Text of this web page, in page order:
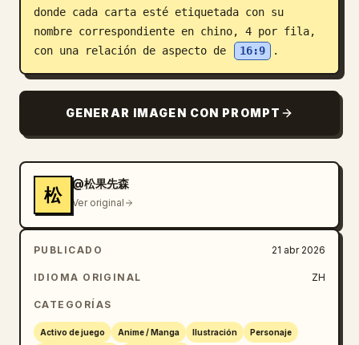
Actualizaciones
donde cada carta esté etiquetada con su
nombre correspondiente en chino, 4 por fila,
con una relación de aspecto de
16:9 .
GENERAR IMAGEN CON PROMPT
松
@松果先森
Ver original
PUBLICADO 21 abr 2026
IDIOMA ORIGINAL ZH
CATEGORÍAS
Activo de juego Anime / Manga Ilustración Personaje